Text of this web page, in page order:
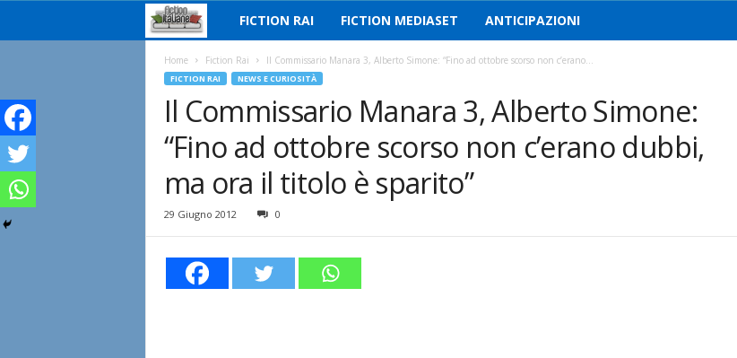
i
i
o
n
FICTION RAI FICTION MEDIASET ANTICIPAZIONI
Home Fiction Rai Il Commissario Manara 3, Alberto Simone: “Fino ad ottobre scorso non c’erano...
FICTION RAI NEWS E CURIOSITÀ
Il Commissario Manara 3, Alberto Simone:
“Fino ad ottobre scorso non c’erano dubbi,
ma ora il titolo è sparito”
29 Giugno 2012 0